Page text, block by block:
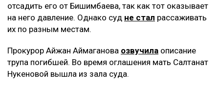
отсадить его от Бишимбаева, так как тот оказывает
на него давление. Однако суд не стал рассаживать
их по разным местам.
Прокурор Айжан Аймаганова озвучила описание
трупа погибшей. Во время оглашения мать Салтанат
Нукеновой вышла из зала суда.